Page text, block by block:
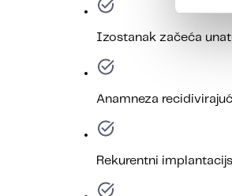
Izostanak začeća
Anamneza
Rekurentni